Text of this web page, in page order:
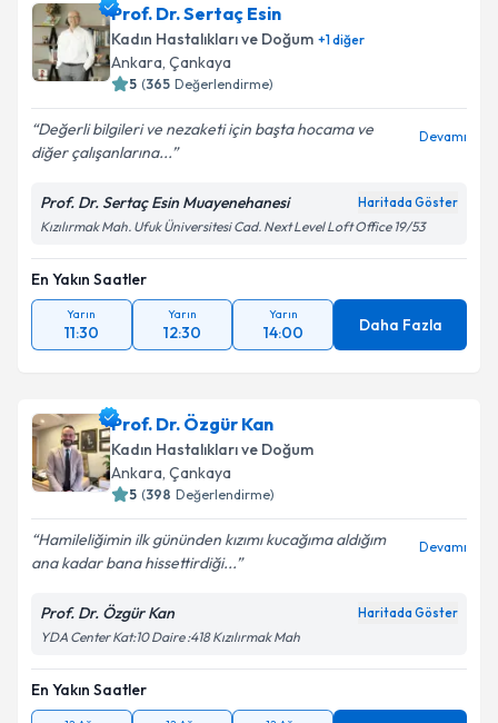
Prof. Dr. Sertaç Esin
Kadın Hastalıkları ve Doğum +1diğer
Ankara, Çankaya
5 (365 Değerlendirme)
Değerli bilgileri ve nezaketi için başta hocama ve
diğer çalışanlarına...
Devamı
Prof. Dr. Sertaç Esin Muayenehanesi Haritada Göster
Kızılırmak Mah. Ufuk Üniversitesi Cad. Next Level Loft Office 19/53
En Yakın Saatler
Yarın
11:30
Yarın
12:30
Yarın
14:00 Daha Fazla
Prof. Dr. Özgür Kan
Kadın Hastalıkları ve Doğum
Ankara, Çankaya
5 (398 Değerlendirme)
Hamileliğimin ilk gününden kızımı kucağıma aldığım
ana kadar bana hissettirdiği...
Devamı
Prof. Dr. Özgür Kan Haritada Göster
YDA Center Kat:10 Daire :418 Kızılırmak Mah
En Yakın Saatler